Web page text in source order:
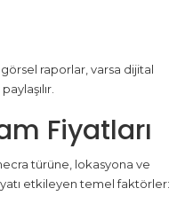
raporlar, varsa dijital
Fiyatları
türüne, lokasyona ve
etkileyen temel faktörler: